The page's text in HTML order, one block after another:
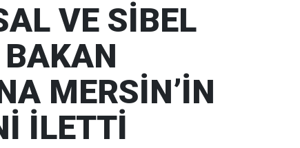
VE SİBEL
MERSİN’İN
İLETTİ